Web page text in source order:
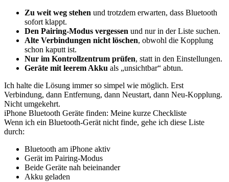
Zu weit weg stehen und trotzdem erwarten, dass Bluetooth
sofort klappt.
Den Pairing-Modus vergessen und nur in der Liste suchen.
Alte Verbindungen nicht löschen, obwohl die Kopplung
schon kaputt ist.
Nur im Kontrollzentrum prüfen, statt in den Einstellungen.
Geräte mit leerem Akku als „unsichtbar“ abtun.
Ich halte die Lösung immer so simpel wie möglich. Erst
Verbindung, dann Entfernung, dann Neustart, dann Neu-Kopplung.
Nicht umgekehrt.
iPhone Bluetooth Geräte finden: Meine kurze Checkliste
Wenn ich ein Bluetooth-Gerät nicht finde, gehe ich diese Liste
durch:
Bluetooth am iPhone aktiv
Gerät im Pairing-Modus
Beide Geräte nah beieinander
Akku geladen